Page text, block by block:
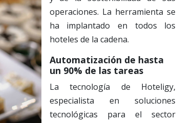
operaciones. La herramienta se
ha implantado en todos los
hoteles de la cadena.
Automatización de hasta
un 90% de las tareas
La tecnología de Hoteligy,
especialista en soluciones
tecnológicas para el sector